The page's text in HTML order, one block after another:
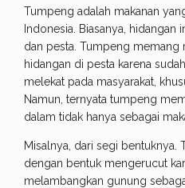
Tumpeng adalah makanan
Indonesia. Biasanya, hidangan
dan pesta. Tumpeng memang
hidangan di pesta karena
melekat pada masyarakat,
Namun, ternyata tumpeng
dalam tidak hanya sebagai
Misalnya, dari segi bentuknya.
dengan bentuk mengerucut
melambangkan gunung